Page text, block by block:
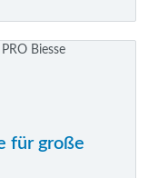
für große